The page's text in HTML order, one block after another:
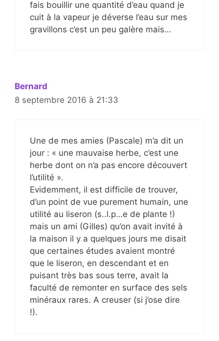
fais bouillir une quantité d’eau quand je
cuit à la vapeur je déverse l’eau sur mes
gravillons c’est un peu galère mais…
Bernard
8 septembre 2016 à 21:33
Une de mes amies (Pascale) m’a dit un
jour : « une mauvaise herbe, c’est une
herbe dont on n’a pas encore découvert
l’utilité ».
Evidemment, il est difficile de trouver,
d’un point de vue purement humain, une
utilité au liseron (s..l.p…e de plante !)
mais un ami (Gilles) qu’on avait invité à
la maison il y a quelques jours me disait
que certaines études avaient montré
que le liseron, en descendant et en
puisant très bas sous terre, avait la
faculté de remonter en surface des sels
minéraux rares. A creuser (si j’ose dire
!).